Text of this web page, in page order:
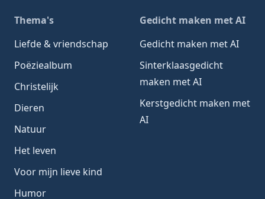
Thema's
Liefde & vriendschap
Poëziealbum
Christelijk
Dieren
Natuur
Het leven
Voor mijn lieve kind
Humor
Gedicht maken met AI
Gedicht maken met AI
Sinterklaasgedicht
maken met AI
Kerstgedicht maken met
AI